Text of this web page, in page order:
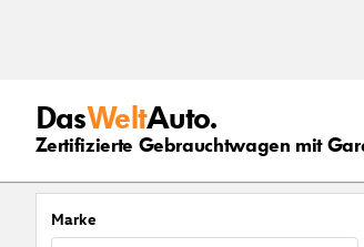
DasWeltAuto.
Zertifizierte Gebrauchtwagen mit
Marke